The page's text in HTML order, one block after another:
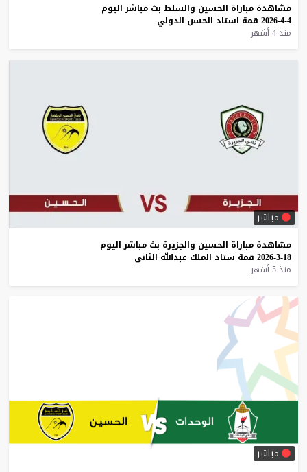
مشاهدة مباراة الحسين والسلط بث مباشر اليوم
4-4-2026
قمة استاد الحسن الدولي
منذ 4 أشهر
مباشر
مشاهدة مباراة الحسين والجزيرة بث مباشر اليوم
18-3-2026
قمة ستاد الملك عبدالله الثاني
منذ 5 أشهر
مباشر